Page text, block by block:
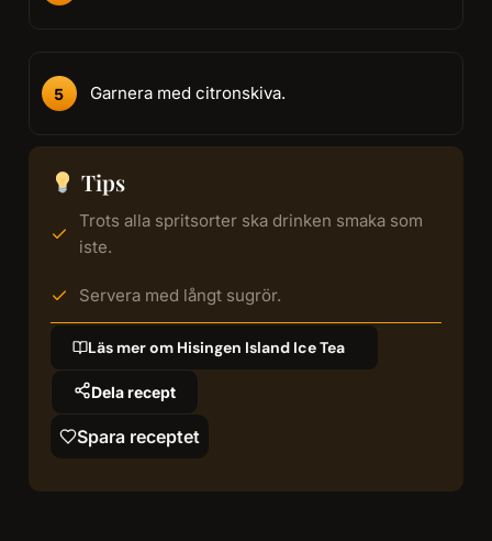
Garnera med citronskiva.
Tips
Trots alla spritsorter ska drinken smaka som
iste.
Servera med långt sugrör.
Läs mer om Hisingen Island Ice Tea
Dela recept
Spara receptet